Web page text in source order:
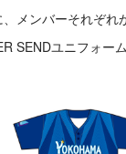
、メンバーそれぞれ
SENDユニフォー